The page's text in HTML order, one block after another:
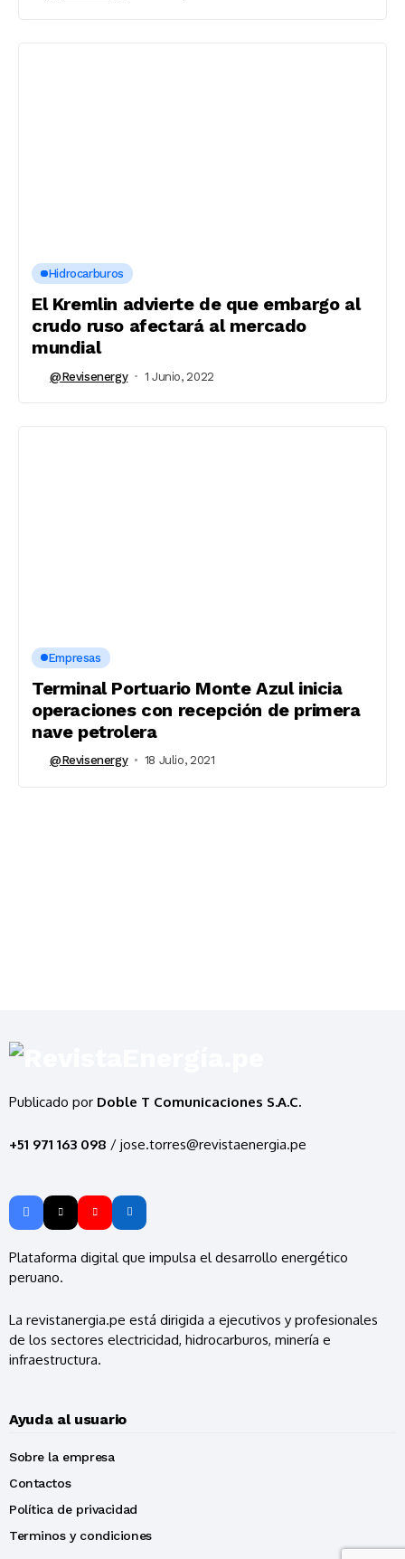
Hidrocarburos
El Kremlin advierte de que embargo al
crudo ruso afectará al mercado
mundial
@revisenergy 1 Junio, 2022
Empresas
Terminal Portuario Monte Azul inicia
operaciones con recepción de primera
nave petrolera
@revisenergy 18 Julio, 2021
Publicado por Doble T Comunicaciones S.A.C.
+51 971 163 098 / jose.torres@revistaenergia.pe
Plataforma digital que impulsa el desarrollo energético
peruano.
La revistanergia.pe está dirigida a ejecutivos y profesionales
de los sectores electricidad, hidrocarburos, minería e
infraestructura.
Ayuda al usuario
Sobre la empresa
Contactos
Política de privacidad
Terminos y condiciones